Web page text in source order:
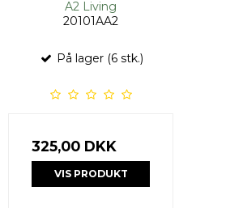
A2 Living
20101AA2
På lager (6 stk.)
325,00 DKK
VIS PRODUKT